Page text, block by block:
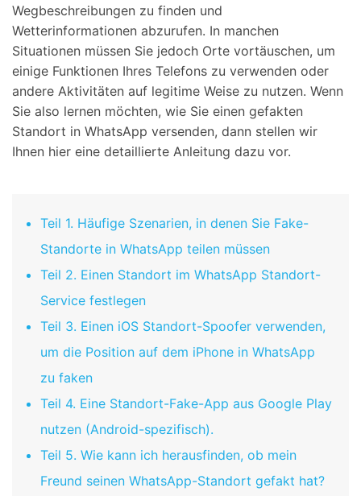
Wegbeschreibungen zu finden und
Wetterinformationen abzurufen. In manchen
Situationen müssen Sie jedoch Orte vortäuschen, um
einige Funktionen Ihres Telefons zu verwenden oder
andere Aktivitäten auf legitime Weise zu nutzen. Wenn
Sie also lernen möchten, wie Sie einen gefakten
Standort in WhatsApp versenden, dann stellen wir
Ihnen hier eine detaillierte Anleitung dazu vor.
Teil 1. Häufige Szenarien, in denen Sie Fake-
Standorte in WhatsApp teilen müssen
Teil 2. Einen Standort im WhatsApp Standort-
Service festlegen
Teil 3. Einen iOS Standort-Spoofer verwenden,
um die Position auf dem iPhone in WhatsApp
zu faken
Teil 4. Eine Standort-Fake-App aus Google Play
nutzen (Android-spezifisch).
Teil 5. Wie kann ich herausfinden, ob mein
Freund seinen WhatsApp-Standort gefakt hat?